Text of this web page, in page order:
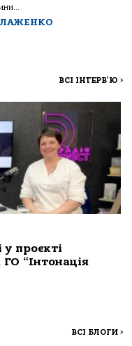
ВСІ ІНТЕРВ'Ю >
проєкті
“Інтонація
ВСІ БЛОГИ >